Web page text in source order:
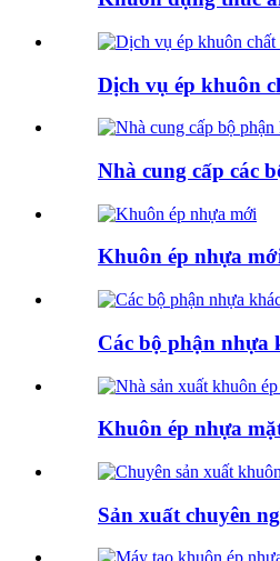
Dịch vụ ép khuôn
Nhà cung cấp các
Khuôn ép nhựa
Các bộ phận nhựa
Khuôn ép nhựa
Sản xuất chuyên